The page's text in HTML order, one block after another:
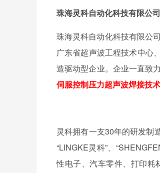
珠海灵科自动化科技有限公司
珠海灵科自动化科技有限公
广东省超声波工程技术中心
造驱动型企业。企业一直致
伺服控制压力超声波焊接技术
灵科拥有一支30年的研发制
“LINGKE灵科”、
性电子、汽车零件、打印耗